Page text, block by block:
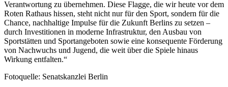
Verantwortung zu übernehmen. Diese Flagge, die wir heute vor dem
Roten Rathaus hissen, steht nicht nur für den Sport, sondern für die
Chance, nachhaltige Impulse für die Zukunft Berlins zu setzen –
durch Investitionen in moderne Infrastruktur, den Ausbau von
Sportstätten und Sportangeboten sowie eine konsequente Förderung
von Nachwuchs und Jugend, die weit über die Spiele hinaus
Wirkung entfalten.“
Fotoquelle: Senatskanzlei Berlin